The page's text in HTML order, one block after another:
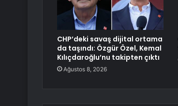
CHP’deki savaş dijital ortama
da taşındı: Özgür Özel, Kemal
Kılıçdaroğlu’nu takipten çıktı
Ağustos 8, 2026